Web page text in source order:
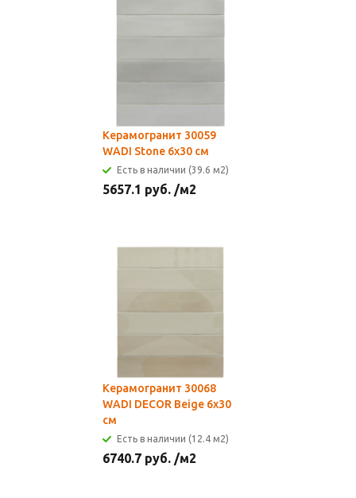
Керамогранит 30059
WADI Stone 6x30 см
Есть в наличии (39.6 м2)
5657.1 руб. /м2
Керамогранит 30068
WADI DECOR Beige 6x30
см
Есть в наличии (12.4 м2)
6740.7 руб. /м2